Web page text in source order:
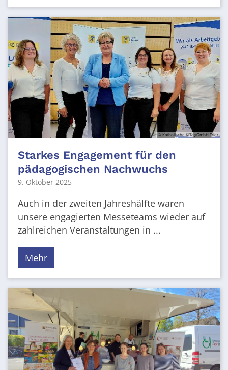
© Katholische KiTa gGmbH Trier
Starkes Engagement für den
pädagogischen Nachwuchs
9. Oktober 2025
Auch in der zweiten Jahreshälfte waren
unsere engagierten Messeteams wieder auf
zahlreichen Veranstaltungen in ...
Mehr